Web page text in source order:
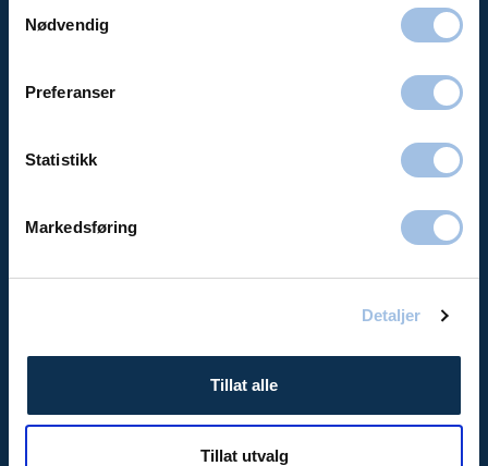
Nødvendig
Preferanser
Statistikk
Markedsføring
Detaljer
Tillat alle
Tillat utvalg
Bli medlem
Aktuelt (artikler)
Forsikring
Jobb i Volvat
Legevakt